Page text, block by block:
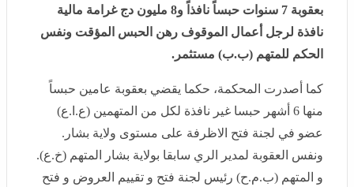
أعمال الموقوف رهن الحبس المؤقت ونفس الحكم للمتهم
(ب.ب) مستثمر.
كما أصدرت المحكمة، حكما يقضي بعقوبة عامين حبساً منها
6 أشهر حبسا غير نافذة لكل من المتهمين (ع.ا.ع) عضو في
لجنة فتح الاظرفة على مستوى ولاية بشار. ونفس العقوبة
لمدير الري سابقا بولاية بشار المتهم (خ.ع). و المتهم (ب.م.ح)
رئيس لجنة فتح و تقييم العروض و فتح الأظرفة. والمتهمة
(ق.س) موظفة بالجزائرية للمياه على مستوى ولاية بشار.